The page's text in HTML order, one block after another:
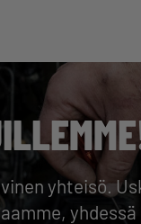
yhteisö.
yhdessä